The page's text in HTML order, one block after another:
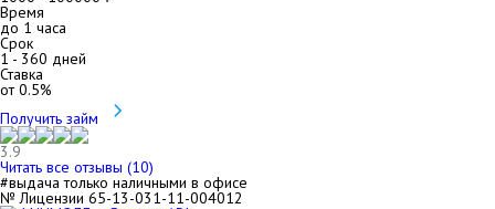
Время
до 1 часа
Срок
1- 360 дней
Ставка
от0.5%
Получить займ
3.9
Читать все отзывы (10)
#выдача только наличными в офисе
№ Лицензии 65-13-031-11-004012